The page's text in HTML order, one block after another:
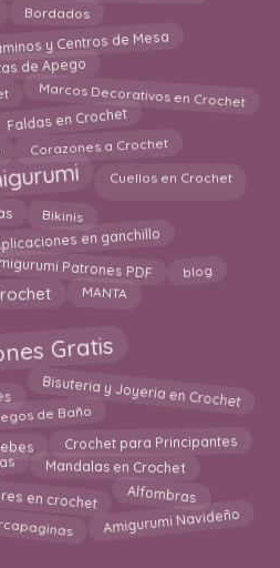
Bordados
y Centros de Mesa
de Apego
Marcos Decorativos en Crochet
Faldas en Crochet
Corazones a Crochet
Cuellos en Crochet
Bikinis
en ganchillo
Patrones PDF blog
MANTA
Gratis
Bisuteria y Joyeria en Crochet
de Baño
Crochet para Principantes
Mandalas en Crochet
en crochet Alfombras
Amigurumi Navideño